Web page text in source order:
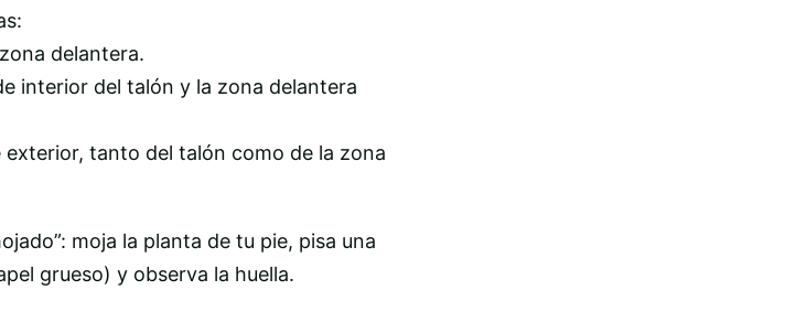
delantera.
interior del talón y la zona delantera
tanto del talón como de la zona
moja la planta de tu pie, pisa una
grueso) y observa la huella.